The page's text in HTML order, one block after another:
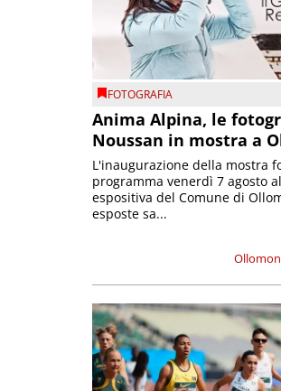
FOTOGRAFIA
Anima Alpina, le
Noussan in mostra a
L'inaugurazione della mostra
programma venerdì 7 agosto
espositiva del Comune di
esposte sa...